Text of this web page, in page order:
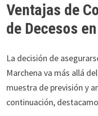
Ventajas de
de Decesos
La decisión de
Marchena va más allá
muestra de previsión y
continuación,